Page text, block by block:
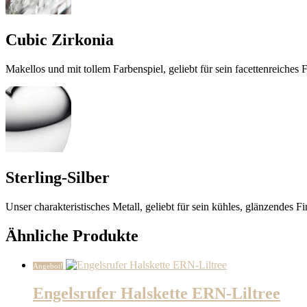
Cubic Zirkonia
Makellos und mit tollem Farbenspiel, geliebt für sein facettenreiches
Sterling-Silber
Unser charakteristisches Metall, geliebt für sein kühles, glänzendes
Ähnliche Produkte
Angebot!
Engelsrufer Halskette ERN-Liltree